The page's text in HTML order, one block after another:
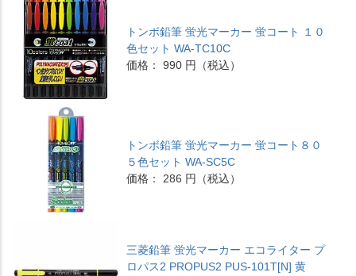
トンボ鉛筆 蛍光マーカー 蛍コート １０
色セット WA-TC10C
価格： 990 円（税込）
トンボ鉛筆 蛍光マーカー 蛍コート８０
５色セット WA-SC5C
価格： 286 円（税込）
三菱鉛筆 蛍光マーカー エコライター プ
ロパス2 PROPUS2 PUS-101T[N] 黄